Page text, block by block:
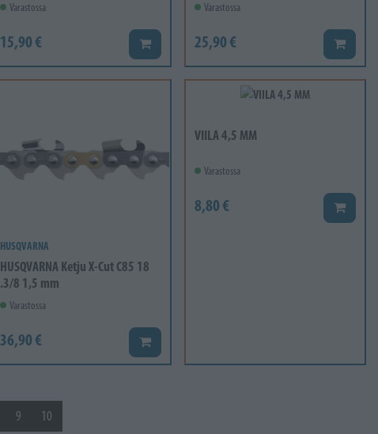
Varastossa
15,90 € Lisää koriin
Varastossa
25,90 € Lisää
HUSQVARNA
HUSQVARNA Ketju X-Cut C85 18
.3/8 1,5 mm
Varastossa
36,90 € Lisää koriin
VIILA 4,5 MM
Varastossa
8,80 € Lisää
9 10